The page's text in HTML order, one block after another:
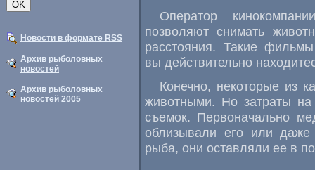
Новости в формате RSS
Архив рыболовных
новостей
Архив рыболовных
новостей 2005
Оператор
позволяют снимать
расстояния. Такие
вы действительно
Конечно, некоторые из
животными. Но затраты на
съемок. Первоначально
облизывали его или
рыба, они оставляли ее в